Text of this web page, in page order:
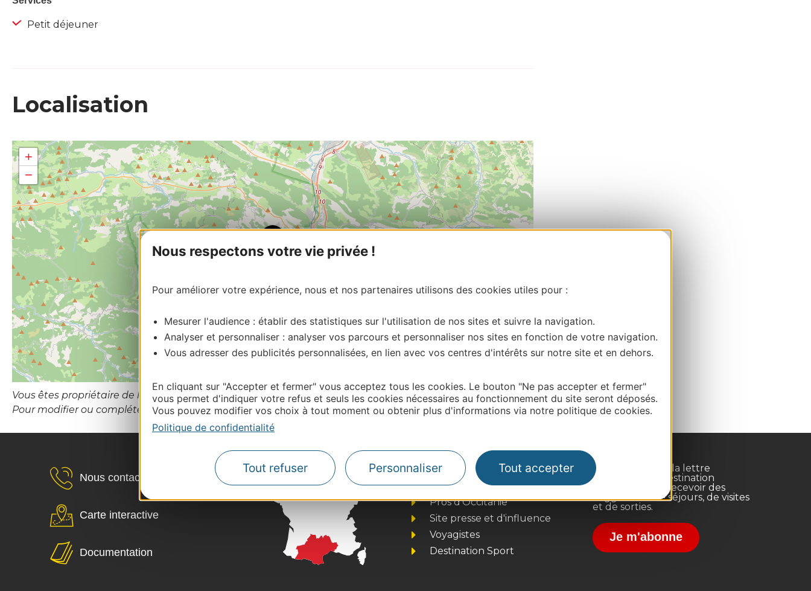
Nous respectons votre vie privée !
Pour améliorer votre expérience, nous et nos partenaires utilisons des cookies utiles pour :
Mesurer l'audience : établir des statistiques sur l'utilisation de nos sites et suivre la navigation.
Analyser et personnaliser : analyser vos parcours et personnaliser nos sites en fonction de votre navigation.
Vous adresser des publicités personnalisées, en lien avec vos centres d'intérêts sur notre site et en dehors.
En cliquant sur "Accepter et fermer" vous acceptez tous les cookies. Le bouton "Ne pas accepter et fermer"
vous permet d'indiquer votre refus et seuls les cookies nécessaires au fonctionnement du site seront déposés.
Vous pouvez modifier vos choix à tout moment ou obtenir plus d'informations via notre politique de cookies.
Politique de confidentialité
Tout refuser Personnaliser Tout accepter
Petit déjeuner
Localisation
+
−
Vous êtes propriétaire de l’établissement ou le gestionnaire de cette activité?
Pour modifier ou compléter cette fiche, merci de contacter Ariège Pyrénées Tourisme.
Nous contacter
Carte interactive
Documentation
Thermalisme
Business/Mice
Pros d'Occitanie
Site presse et d'influence
Voyagistes
Destination Sport
Inscrivez-vous à la lettre
d'information Destination
Occitanie pour recevoir des
suggestions de séjours, de visites
et de sorties.
Je m'abonne